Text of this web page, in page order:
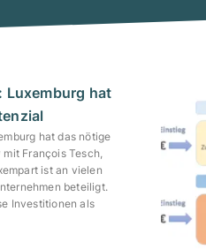
Luxemburg hat
hat das nötige
François Tesch,
ist an vielen
beteiligt.
Investitionen als